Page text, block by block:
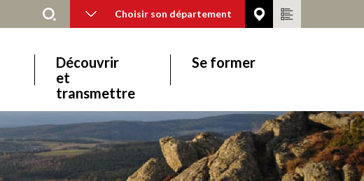
Choisir son département
Découvrir
et
transmettre
Se former
Suivant